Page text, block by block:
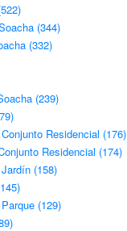
(344)
(332)
(239)
Residencial (176)
Residencial (174)
(158)
(129)